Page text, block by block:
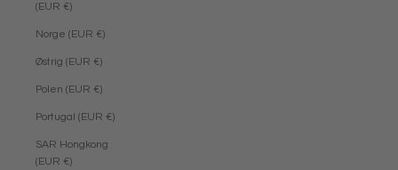
(EUR €)
Norge (EUR €)
Østrig (EUR €)
Polen (EUR €)
Portugal (EUR €)
SAR Hongkong
(EUR €)